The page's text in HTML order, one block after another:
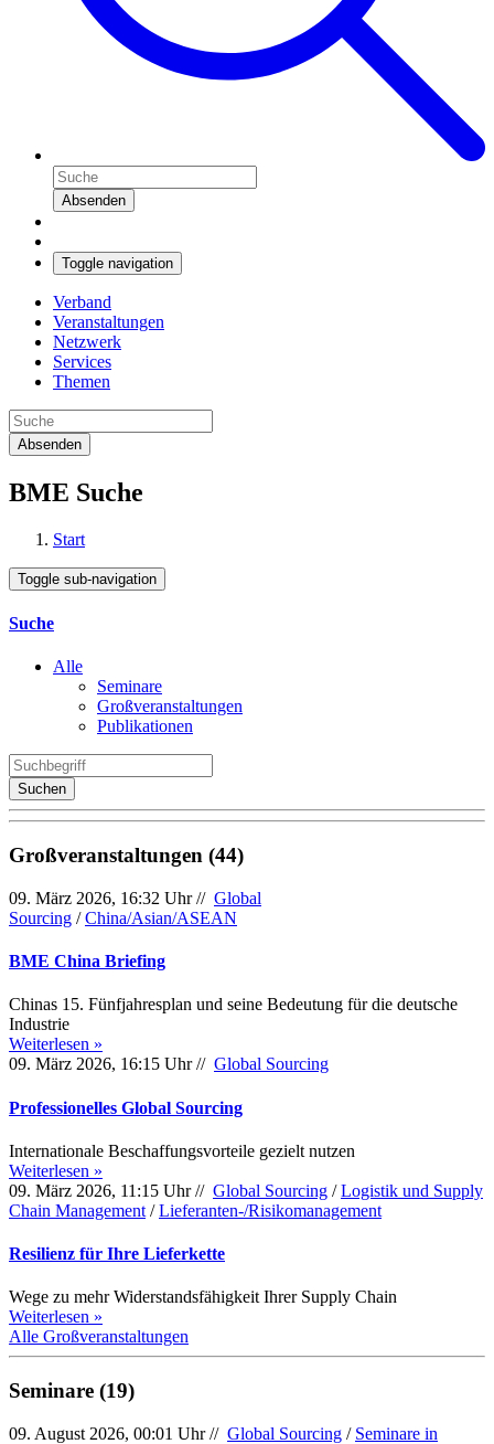
Absenden
Toggle navigation
Verband
Veranstaltungen
Netzwerk
Services
Themen
Absenden
BME Suche
Start
Toggle sub-navigation
Suche
Alle
Seminare
Großveranstaltungen
Publikationen
Suchen
Großveranstaltungen (44)
09. März 2026, 16:32 Uhr // Global
Sourcing /China/Asian/ASEAN
BME China Briefing
Chinas 15. Fünfjahresplan und seine Bedeutung für die deutsche
Industrie
Weiterlesen »
09. März 2026, 16:15 Uhr // Global Sourcing
Professionelles Global Sourcing
Internationale Beschaffungsvorteile gezielt nutzen
Weiterlesen »
09. März 2026, 11:15 Uhr // Global Sourcing /Logistik und Supply
Chain Management /Lieferanten-/Risikomanagement
Resilienz für Ihre Lieferkette
Wege zu mehr Widerstandsfähigkeit Ihrer Supply Chain
Weiterlesen »
Alle Großveranstaltungen
Seminare (19)
09. August 2026, 00:01 Uhr // Global Sourcing / Seminare in